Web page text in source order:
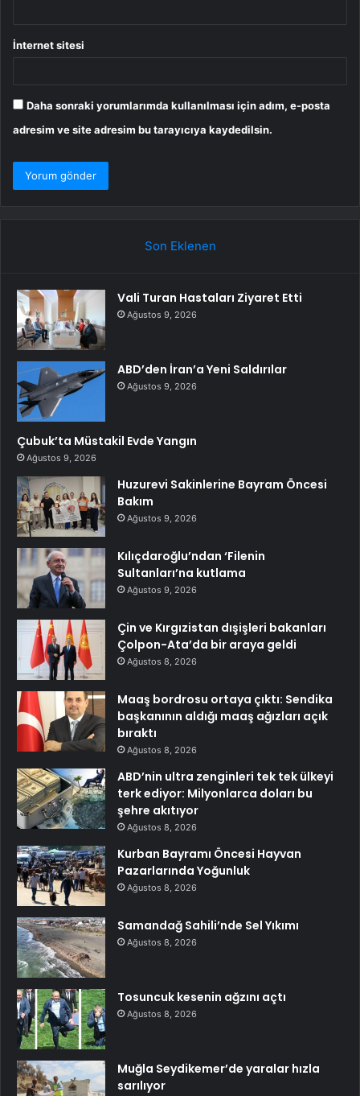
İnternet sitesi
Daha sonraki yorumlarımda kullanılması için adım, e-posta
adresim ve site adresim bu tarayıcıya kaydedilsin.
Son Eklenen
Vali Turan Hastaları Ziyaret Etti
Ağustos 9, 2026
ABD’den İran’a Yeni Saldırılar
Ağustos 9, 2026
Çubuk’ta Müstakil Evde Yangın
Ağustos 9, 2026
Huzurevi Sakinlerine Bayram Öncesi
Bakım
Ağustos 9, 2026
Kılıçdaroğlu’ndan ‘Filenin
Sultanları’na kutlama
Ağustos 9, 2026
Çin ve Kırgızistan dışişleri bakanları
Çolpon-Ata’da bir araya geldi
Ağustos 8, 2026
Maaş bordrosu ortaya çıktı: Sendika
başkanının aldığı maaş ağızları açık
bıraktı
Ağustos 8, 2026
ABD’nin ultra zenginleri tek tek ülkeyi
terk ediyor: Milyonlarca doları bu
şehre akıtıyor
Ağustos 8, 2026
Kurban Bayramı Öncesi Hayvan
Pazarlarında Yoğunluk
Ağustos 8, 2026
Samandağ Sahili’nde Sel Yıkımı
Ağustos 8, 2026
Tosuncuk kesenin ağzını açtı
Ağustos 8, 2026
Muğla Seydikemer’de yaralar hızla
sarılıyor